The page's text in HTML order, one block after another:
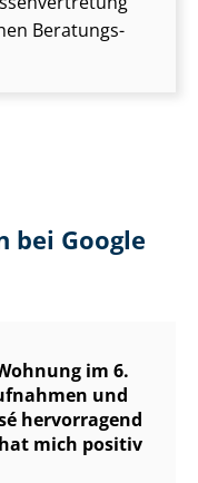
Beratungs-
bei Google
im 6.
und
hervorragend
mich positiv